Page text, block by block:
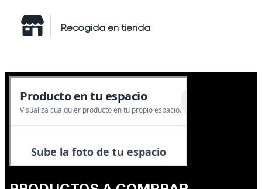
Recogida en tienda